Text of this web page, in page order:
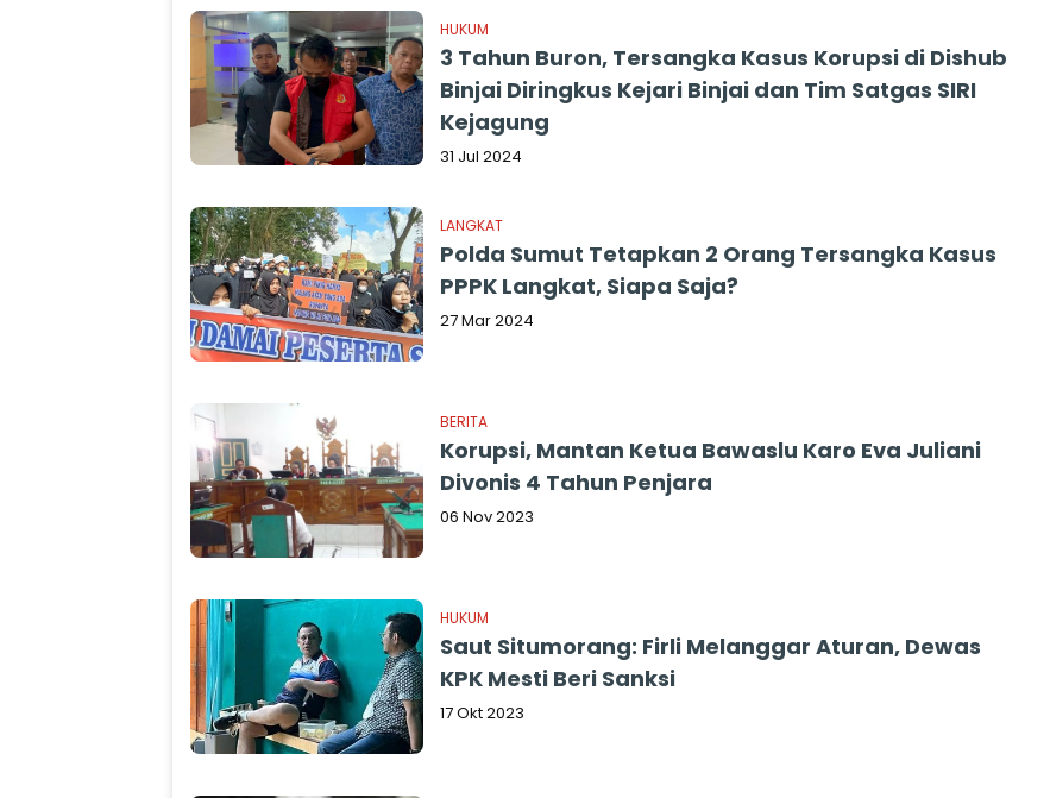
HUKUM
3 Tahun Buron, Tersangka Kasus Korupsi di Dishub
Binjai Diringkus Kejari Binjai dan Tim Satgas SIRI
Kejagung
31 Jul 2024
LANGKAT
Polda Sumut Tetapkan 2 Orang Tersangka Kasus
PPPK Langkat, Siapa Saja?
27 Mar 2024
BERITA
Korupsi, Mantan Ketua Bawaslu Karo Eva Juliani
Divonis 4 Tahun Penjara
06 Nov 2023
HUKUM
Saut Situmorang: Firli Melanggar Aturan, Dewas
KPK Mesti Beri Sanksi
17 Okt 2023